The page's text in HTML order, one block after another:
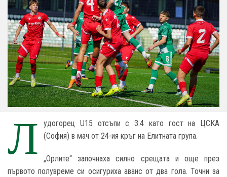
Л
удогорец U15 отсъпи с 3:4 като гост на ЦСКА
(София) в мач от 24-ия кръг на Елитната група.
„Орлите“ започнаха силно срещата и още през
първото полувреме си осигуриха аванс от два гола. Точни за